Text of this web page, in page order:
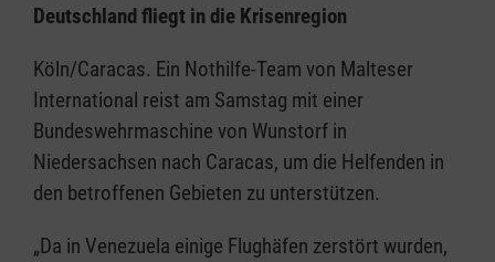
Deutschland fliegt in die Krisenregion
Köln/Caracas. Ein Nothilfe-Team von Malteser
International reist am Samstag mit einer
Bundeswehrmaschine von Wunstorf in
Niedersachsen nach Caracas, um die Helfenden in
den betroffenen Gebieten zu unterstützen.
„Da in Venezuela einige Flughäfen zerstört wurden,